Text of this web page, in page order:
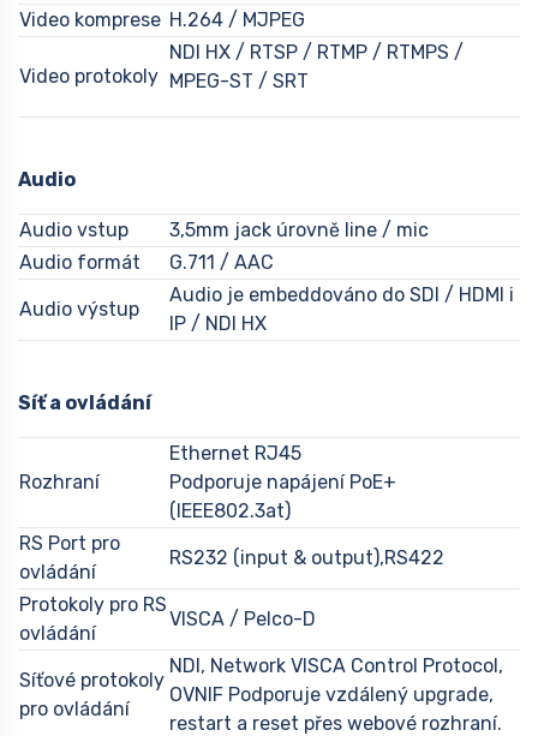
Video komprese H.264 / MJPEG
Video protokoly
NDI HX / RTSP / RTMP / RTMPS /
MPEG-ST / SRT
Audio
Audio vstup
3,5mm jack úrovně line / mic
Audio formát
G.711 / AAC
Audio výstup
Audio je embeddováno do SDI / HDMI i
IP / NDI HX
Síť a ovládání
Rozhraní
Ethernet RJ45
Podporuje napájení PoE+
(IEEE802.3at)
RS Port pro
ovládání
RS232 (input & output),RS422
Protokoly pro RS
ovládání
VISCA / Pelco-D
Síťové protokoly
pro ovládání
NDI, Network VISCA Control Protocol,
OVNIF Podporuje vzdálený upgrade,
restart a reset přes webové rozhraní.